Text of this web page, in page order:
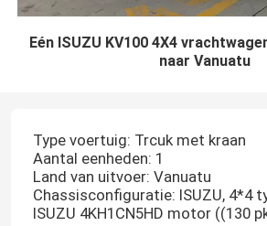
Eén ISUZU KV100 4X4
naar Vanuatu
Type voertuig: Trcuk met kraan
Aantal eenheden: 1
Land van uitvoer: Vanuatu
Chassisconfiguratie: ISUZU, 4*4
ISUZU 4KH1CN5HD motor ((130